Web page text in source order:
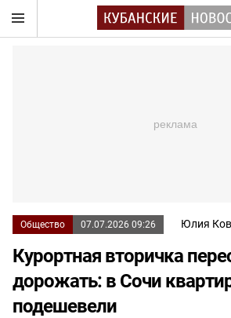
Общество 07.07.2026 09:26 Юлия
Курортная вторичка
дорожать: в Сочи
подешевели